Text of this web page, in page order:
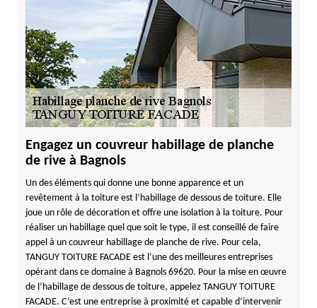
Engagez un couvreur habillage de planche
de rive à Bagnols
Un des éléments qui donne une bonne apparence et un
revêtement à la toiture est l’habillage de dessous de toiture. Elle
joue un rôle de décoration et offre une isolation à la toiture. Pour
réaliser un habillage quel que soit le type, il est conseillé de faire
appel à un couvreur habillage de planche de rive. Pour cela,
TANGUY TOITURE FACADE est l’une des meilleures entreprises
opérant dans ce domaine à Bagnols 69620. Pour la mise en œuvre
de l’habillage de dessous de toiture, appelez TANGUY TOITURE
FACADE. C’est une entreprise à proximité et capable d’intervenir